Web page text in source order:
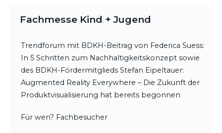
Fachmesse Kind + Jugend
Trendforum mit BDKH-Beitrag von Federica Suess:
In 5 Schritten zum Nachhaltigkeitskonzept sowie
des BDKH-Fördermitglieds Stefan Eipeltauer:
Augmented Reality Everywhere – Die Zukunft der
Produktvisualisierung hat bereits begonnen
Für wen? Fachbesucher